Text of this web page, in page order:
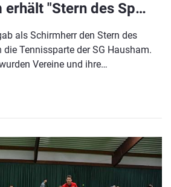
SG Hausham erhält "Stern des Sports" für sein Inklusionsprojekt!
als Schirmherr den Stern des
Tennissparte der SG Hausham.
Vereine und ihre
gesellschaftliches Engagement